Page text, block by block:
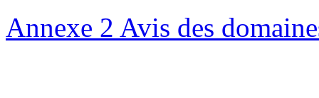
Annexe 2 Avis des